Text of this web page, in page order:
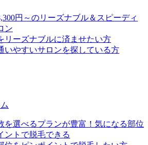
円～のリーズナブル＆スピーディ
ン
リーズナブルに済ませたい方
いやすいサロンを探している方
を選べるプランが豊富！気になる部位
ントで脱毛できる